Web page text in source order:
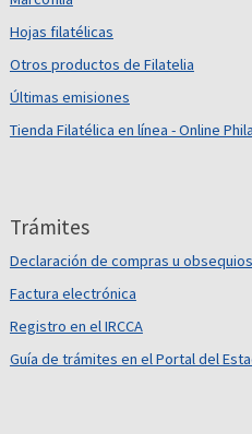
Hojas filatélicas
Otros productos de Filatelia
Últimas emisiones
Tienda Filatélica en línea - Online
Trámites
Declaración de compras u
Factura electrónica
Registro en el IRCCA
Guía de trámites en el Portal del